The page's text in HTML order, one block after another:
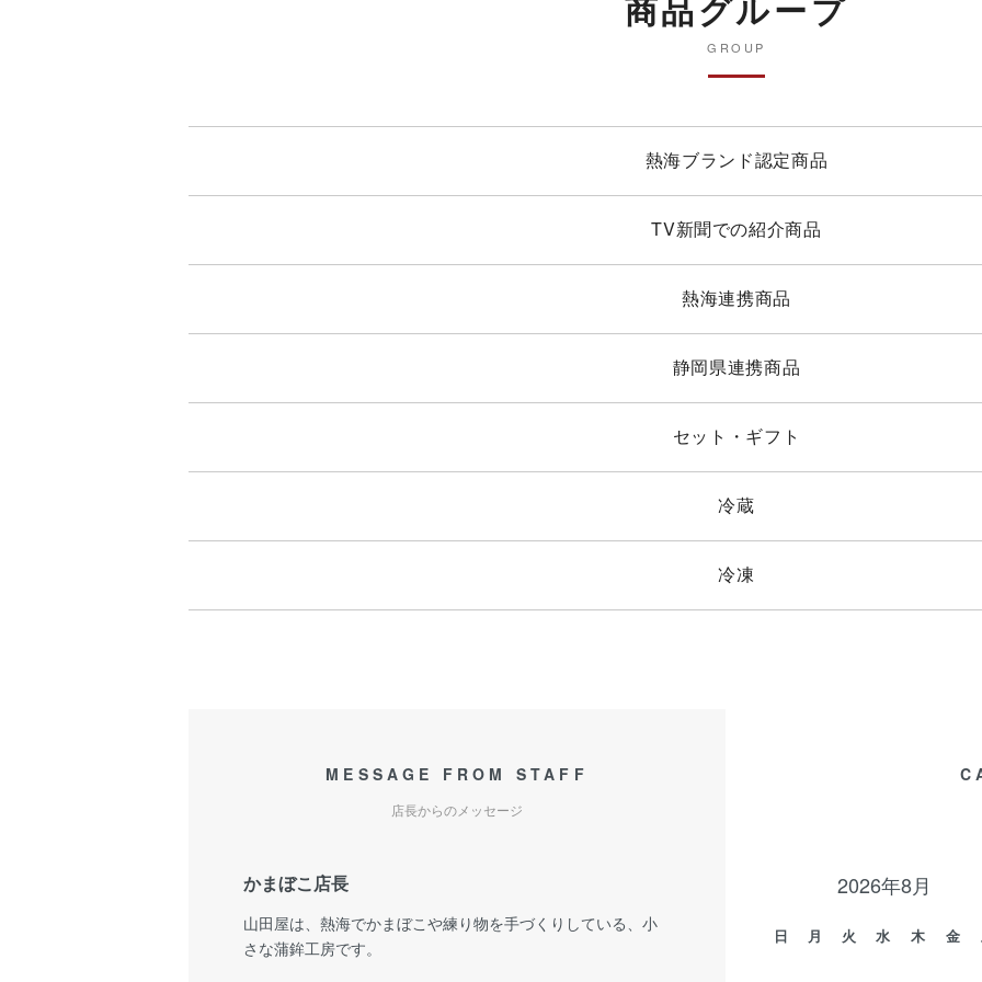
GROUP
熱海ブランド認定商品
TV新聞での紹介商品
熱海連携商品
静岡県連携商品
セット・ギフト
冷蔵
冷凍
MESSAGE FROM STAFF
店長からのメッセージ
かまぼこ店長
山田屋は、熱海でかまぼこや練り物を手づくりしている、小
さな蒲鉾工房です。
2026年8月
日 月 火 水 木 金